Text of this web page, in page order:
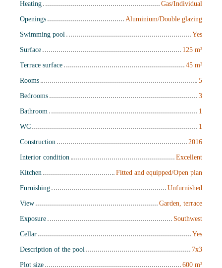
Heating
Gas/Individual
Openings
Aluminium/Double glazing
Swimming pool
Yes
Surface
125 m²
Terrace surface
45 m²
Rooms
5
Bedrooms
3
Bathroom
1
WC
1
Construction
2016
Interior condition
Excellent
Kitchen
Fitted and equipped/Open plan
Furnishing
Unfurnished
View
Garden, terrace
Exposure
Southwest
Cellar
Yes
Description of the pool
7x3
Plot size
600 m²